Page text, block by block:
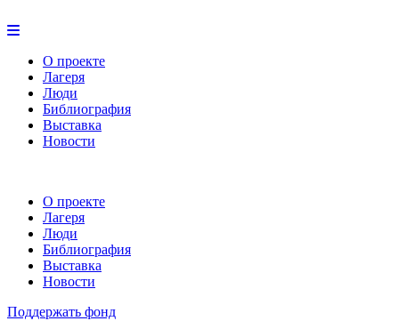
О проекте
Лагеря
Люди
Библиография
Выставка
Новости
О проекте
Лагеря
Люди
Библиография
Выставка
Новости
Поддержать фонд